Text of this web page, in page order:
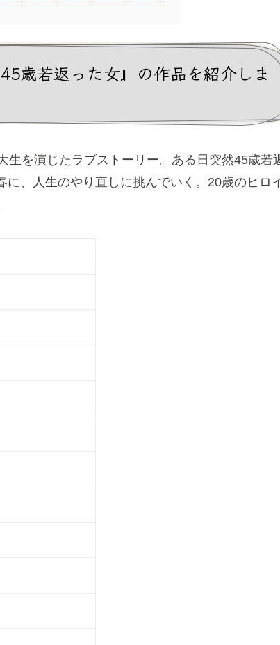
歳若返った女』の作品を紹介しま
を演じたラブストーリー。ある日突然45歳若
、人生のやり直しに挑んでいく。20歳のヒロ